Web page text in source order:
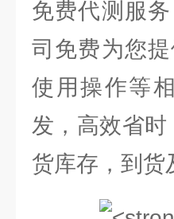
免费代测服
司免费为您
使用操作等
发，高效省
货库存，到货